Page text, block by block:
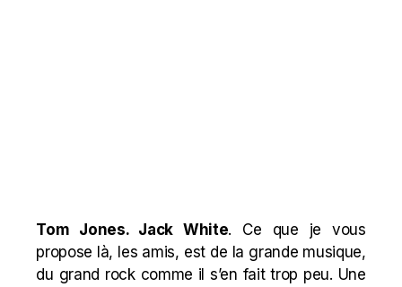
Tom Jones. Jack White. Ce que je vous
propose là, les amis, est de la grande musique,
du grand rock comme il s’en fait trop peu. Une